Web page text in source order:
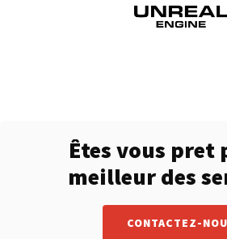
Êtes vous pret
meilleur des
CONTACTEZ-